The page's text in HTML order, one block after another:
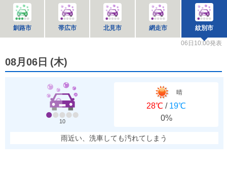
釧路市 帯広市 北見市 網走市 紋別市
06日10:00発表
08月06日 (木)
10
晴
28℃ / 19℃
0%
雨近い、洗車しても汚れてしまう